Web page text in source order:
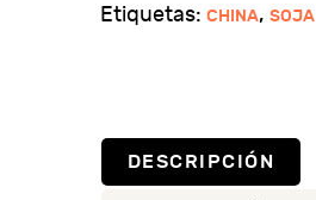
Etiquetas: CHINA, SOJA
DESCRIPCIÓN